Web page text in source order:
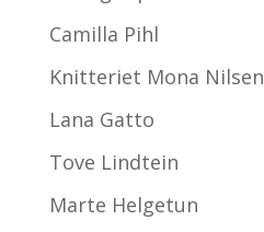
Camilla Pihl
Knitteriet Mona Nilsen
Lana Gatto
Tove Lindtein
Marte Helgetun